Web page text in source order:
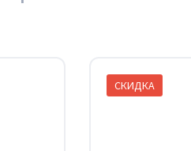
СКИДКА